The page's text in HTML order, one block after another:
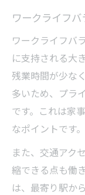
ワークライフ
ワークライフバ
に支持される大
残業時間が少な
多いため、プラ
です。これは家
なポイントです。
また、交通アク
縮できる点も働
は、最寄り駅か